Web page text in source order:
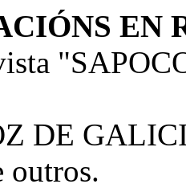
EN
DE
outros.